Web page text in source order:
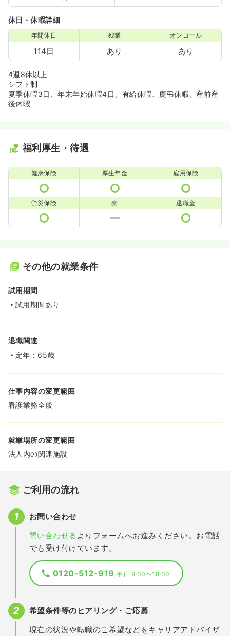
休日・休暇詳細
年間休日
114日
残業
あり
オンコール
あり
4週8休以上
シフト制
夏季休暇3日、年末年始休暇4日、有給休暇、慶弔休暇、産前産
後休暇
福利厚生・待遇
健康保険 厚生年金 雇用保険
労災保険 寮 退職金
その他の就業条件
試用期間
試用期間あり
退職関連
定年：65歳
仕事内容の変更範囲
看護業務全般
就業場所の変更範囲
法人内の関連施設
ご利用の流れ
お問い合わせ
問い合わせる よりフォームへお進みください。お電話
でも受け付けています。
0120-512-919平日 9:00〜18:00
希望条件等のヒアリング・ご応募
現在の状況や転職のご希望などをキャリアアドバイザ